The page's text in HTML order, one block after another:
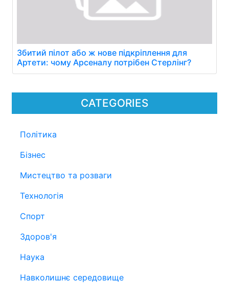
CATEGORIES
Політика
Бізнес
Мистецтво та розваги
Технологія
Спорт
Здоров'я
Наука
Навколишнє середовище
Збитий пілот або ж нове підкріплення для
Артети: чому Арсеналу потрібен Стерлінг?